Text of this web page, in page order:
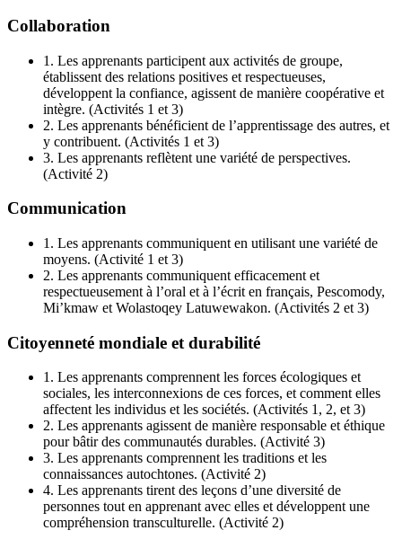
Collaboration
1. Les apprenants participent aux activités de groupe,
établissent des relations positives et respectueuses,
développent la confiance, agissent de manière coopérative et
intègre. (Activités 1 et 3)
2. Les apprenants bénéficient de l’apprentissage des autres, et
y contribuent. (Activités 1 et 3)
3. Les apprenants reflètent une variété de perspectives.
(Activité 2)
Communication
1. Les apprenants communiquent en utilisant une variété de
moyens. (Activité 1 et 3)
2. Les apprenants communiquent efficacement et
respectueusement à l’oral et à l’écrit en français, Pescomody,
Mi’kmaw et Wolastoqey Latuwewakon. (Activités 2 et 3)
Citoyenneté mondiale et durabilité
1. Les apprenants comprennent les forces écologiques et
sociales, les interconnexions de ces forces, et comment elles
affectent les individus et les sociétés. (Activités 1, 2, et 3)
2. Les apprenants agissent de manière responsable et éthique
pour bâtir des communautés durables. (Activité 3)
3. Les apprenants comprennent les traditions et les
connaissances autochtones. (Activité 2)
4. Les apprenants tirent des leçons d’une diversité de
personnes tout en apprenant avec elles et développent une
compréhension transculturelle. (Activité 2)